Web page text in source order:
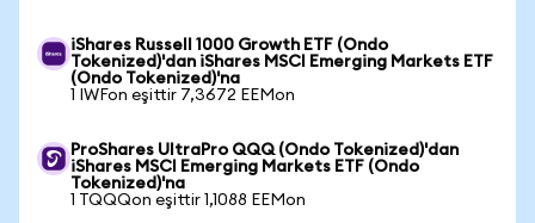
iShares Russell 1000 Growth ETF (Ondo
Tokenized)'dan iShares MSCI Emerging Markets ETF
(Ondo Tokenized)'na
1 IWFon eşittir 7,3672 EEMon
ProShares UltraPro QQQ (Ondo Tokenized)'dan
iShares MSCI Emerging Markets ETF (Ondo
Tokenized)'na
1 TQQQon eşittir 1,1088 EEMon